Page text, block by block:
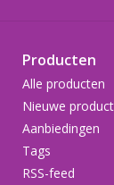
Producten
Alle producten
Nieuwe
Aanbiedingen
Tags
RSS-feed